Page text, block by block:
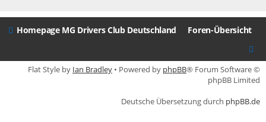
Homepage MG Drivers Club Deutschland Foren-Übersicht
Flat Style by Ian Bradley • Powered by phpBB® Forum Software ©
phpBB Limited
Deutsche Übersetzung durch phpBB.de